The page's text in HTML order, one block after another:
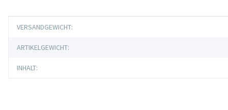
Produkteigenschaft
Wert
VERSANDGEWICHT:
ARTIKELGEWICHT:
INHALT: